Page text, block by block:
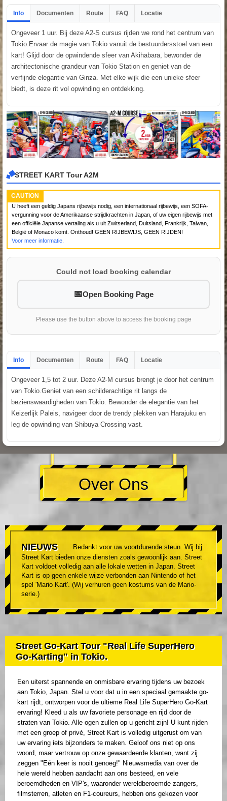
Info Documenten Route FAQ Locatie
Ongeveer 1 uur. Bij deze A2-S cursus rijden we rond het centrum van
Tokio.Ervaar de magie van Tokio vanuit de bestuurdersstoel van een
kart! Glijd door de opwindende sfeer van Akihabara, bewonder de
architectonische grandeur van Tokio Station en geniet van de
verfijnde elegantie van Ginza. Met elke wijk die een unieke sfeer
biedt, is deze rit vol opwinding en ontdekking.
STREET KART Tour A2M
CAUTION
U heeft een geldig Japans rijbewijs nodig, een internationaal rijbewijs, een SOFA-
vergunning voor de Amerikaanse strijdkrachten in Japan, of uw eigen rijbewijs met
een officiële Japanse vertaling als u uit Zwitserland, Duitsland, Frankrijk, Taiwan,
België of Monaco komt. Onthoud! GEEN RIJBEWIJS, GEEN RIJDEN!
Voor meer informatie.
Could not load booking calendar
Open Booking Page
Please use the button above to access the booking page
Info Documenten Route FAQ Locatie
Ongeveer 1,5 tot 2 uur. Deze A2-M cursus brengt je door het centrum
van Tokio.Geniet van een schilderachtige rit langs de
bezienswaardigheden van Tokio. Bewonder de elegantie van het
Keizerlijk Paleis, navigeer door de trendy plekken van Harajuku en
leg de opwinding van Shibuya Crossing vast.
Over Ons
NIEUWS
Bedankt voor uw voortdurende steun. Wij bij
Street Kart bieden onze diensten zoals gewoonlijk aan. Street
Kart voldoet volledig aan alle lokale wetten in Japan. Street
Kart is op geen enkele wijze verbonden aan Nintendo of het
spel 'Mario Kart'. (Wij verhuren geen kostums van de Mario-
serie.)
Street Go-Kart Tour "Real Life SuperHero
Go-Karting" in Tokio.
Een uiterst spannende en onmisbare ervaring tijdens uw bezoek
aan Tokio, Japan. Stel u voor dat u in een speciaal gemaakte go-
kart rijdt, ontworpen voor de ultieme Real Life SuperHero Go-Kart
ervaring! Kleed u als uw favoriete personage en rijd door de
straten van Tokio. Alle ogen zullen op u gericht zijn! U kunt rijden
met een groep of privé, Street Kart is volledig uitgerust om van
uw ervaring iets bijzonders te maken. Geloof ons niet op ons
woord, maar vertrouw op onze gewaardeerde klanten, want zij
zeggen "Eén keer is nooit genoeg!" Nieuwsmedia van over de
hele wereld hebben aandacht aan ons besteed, en vele
beroemdheden en VIP's, waaronder wereldberoemde zangers,
filmsterren, atleten en F1-coureurs, hebben ons gekozen voor